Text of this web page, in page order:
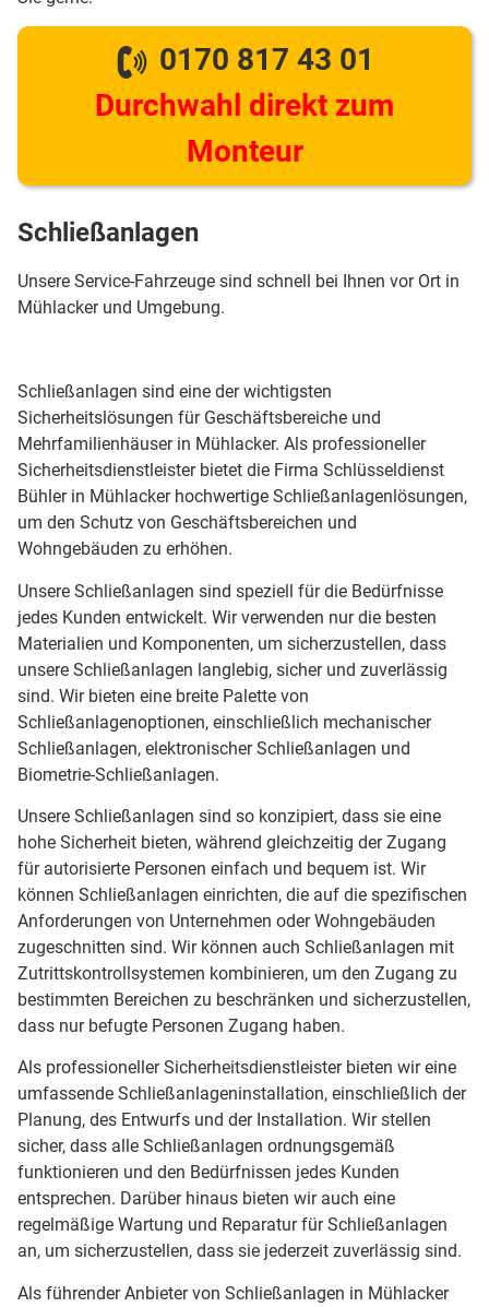
0170 817 43 01
Durchwahl direkt zum
Monteur
Schließanlagen
Unsere Service-Fahrzeuge sind schnell bei Ihnen vor Ort in
Mühlacker und Umgebung.
Schließanlagen sind eine der wichtigsten
Sicherheitslösungen für Geschäftsbereiche und
Mehrfamilienhäuser in Mühlacker. Als professioneller
Sicherheitsdienstleister bietet die Firma Schlüsseldienst
Bühler in Mühlacker hochwertige Schließanlagenlösungen,
um den Schutz von Geschäftsbereichen und
Wohngebäuden zu erhöhen.
Unsere Schließanlagen sind speziell für die Bedürfnisse
jedes Kunden entwickelt. Wir verwenden nur die besten
Materialien und Komponenten, um sicherzustellen, dass
unsere Schließanlagen langlebig, sicher und zuverlässig
sind. Wir bieten eine breite Palette von
Schließanlagenoptionen, einschließlich mechanischer
Schließanlagen, elektronischer Schließanlagen und
Biometrie-Schließanlagen.
Unsere Schließanlagen sind so konzipiert, dass sie eine
hohe Sicherheit bieten, während gleichzeitig der Zugang
für autorisierte Personen einfach und bequem ist. Wir
können Schließanlagen einrichten, die auf die spezifischen
Anforderungen von Unternehmen oder Wohngebäuden
zugeschnitten sind. Wir können auch Schließanlagen mit
Zutrittskontrollsystemen kombinieren, um den Zugang zu
bestimmten Bereichen zu beschränken und sicherzustellen,
dass nur befugte Personen Zugang haben.
Als professioneller Sicherheitsdienstleister bieten wir eine
umfassende Schließanlageninstallation, einschließlich der
Planung, des Entwurfs und der Installation. Wir stellen
sicher, dass alle Schließanlagen ordnungsgemäß
funktionieren und den Bedürfnissen jedes Kunden
entsprechen. Darüber hinaus bieten wir auch eine
regelmäßige Wartung und Reparatur für Schließanlagen
an, um sicherzustellen, dass sie jederzeit zuverlässig sind.
Als führender Anbieter von Schließanlagen in Mühlacker